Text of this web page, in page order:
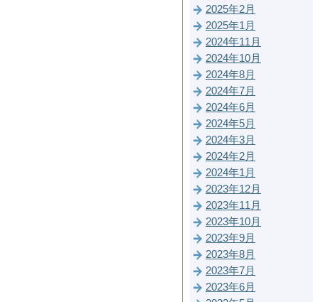
2025年2月
2025年1月
2024年11月
2024年10月
2024年8月
2024年7月
2024年6月
2024年5月
2024年3月
2024年2月
2024年1月
2023年12月
2023年11月
2023年10月
2023年9月
2023年8月
2023年7月
2023年6月